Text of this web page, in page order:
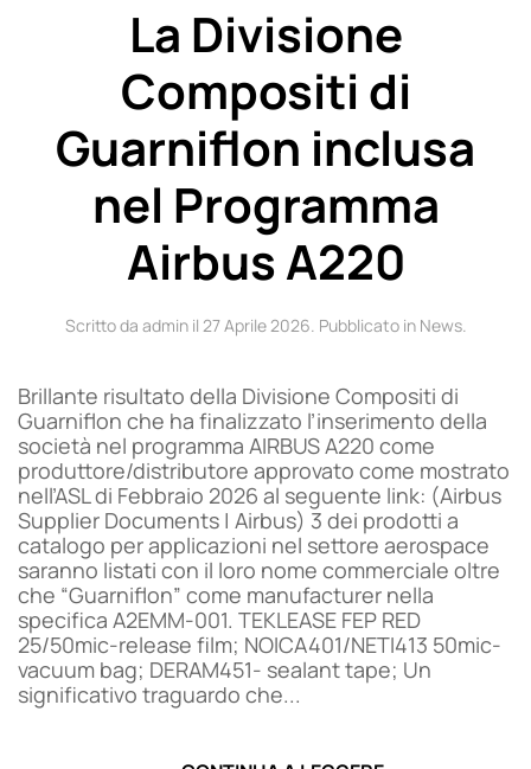
La Divisione
Compositi di
Guarniflon inclusa
nel Programma
Airbus A220
Scritto da admin il 27 Aprile 2026. Pubblicato in News.
Brillante risultato della Divisione Compositi di
Guarniflon che ha finalizzato l’inserimento della
società nel programma AIRBUS A220 come
produttore/distributore approvato come mostrato
nell’ASL di Febbraio 2026 al seguente link: (Airbus
Supplier Documents | Airbus) 3 dei prodotti a
catalogo per applicazioni nel settore aerospace
saranno listati con il loro nome commerciale oltre
che “Guarniflon” come manufacturer nella
specifica A2EMM-001. TEKLEASE FEP RED
25/50mic-release film; NOICA401/NETI413 50mic-
vacuum bag; DERAM451- sealant tape; Un
significativo traguardo che...